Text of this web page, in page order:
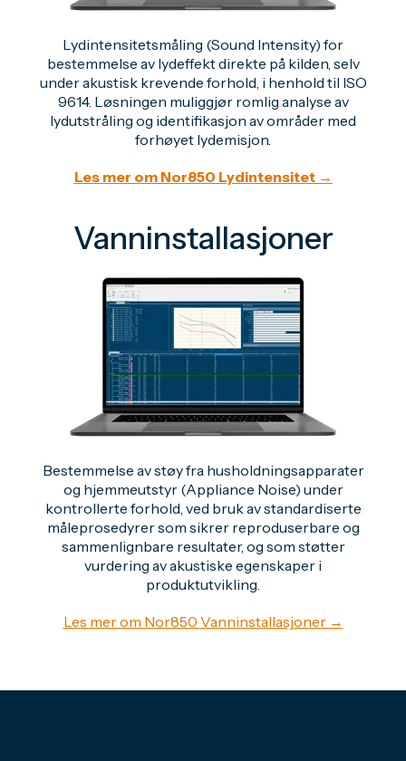
Lydintensitetsmåling (Sound Intensity) for
bestemmelse av lydeffekt direkte på kilden, selv
under akustisk krevende forhold, i henhold til ISO
9614. Løsningen muliggjør romlig analyse av
lydutstråling og identifikasjon av områder med
forhøyet lydemisjon.
Les mer om Nor850 Lydintensitet →
Vanninstallasjoner
Bestemmelse av støy fra husholdningsapparater
og hjemmeutstyr (Appliance Noise) under
kontrollerte forhold, ved bruk av standardiserte
måleprosedyrer som sikrer reproduserbare og
sammenlignbare resultater, og som støtter
vurdering av akustiske egenskaper i
produktutvikling.
Les mer om Nor850 Vanninstallasjoner →